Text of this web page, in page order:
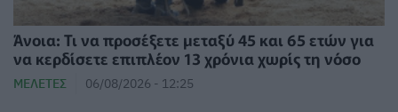
Άνοια: Τι να προσέξετε μεταξύ 45 και 65 ετών για
να κερδίσετε επιπλέον 13 χρόνια χωρίς τη νόσο
ΜΕΛΈΤΕΣ 06/08/2026 - 12:25